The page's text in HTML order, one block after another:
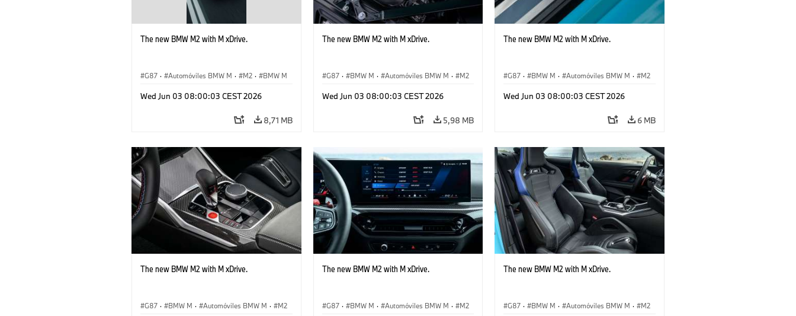
The new BMW M2 with M xDrive.
G87 · Automóviles BMW M · M2 · BMW M
Wed Jun 03 08:00:03 CEST 2026
8,71 MB
The new BMW M2 with M xDrive.
G87 · BMW M · Automóviles BMW M · M2
Wed Jun 03 08:00:03 CEST 2026
5,98 MB
The new BMW M2 with M xDrive.
G87 · BMW M · Automóviles BMW M · M2
Wed Jun 03 08:00:03 CEST 2026
6 MB
The new BMW M2 with M xDrive.
G87 · BMW M · Automóviles BMW M · M2
The new BMW M2 with M xDrive.
G87 · BMW M · Automóviles BMW M · M2
The new BMW M2 with M xDrive.
G87 · BMW M · Automóviles BMW M · M2